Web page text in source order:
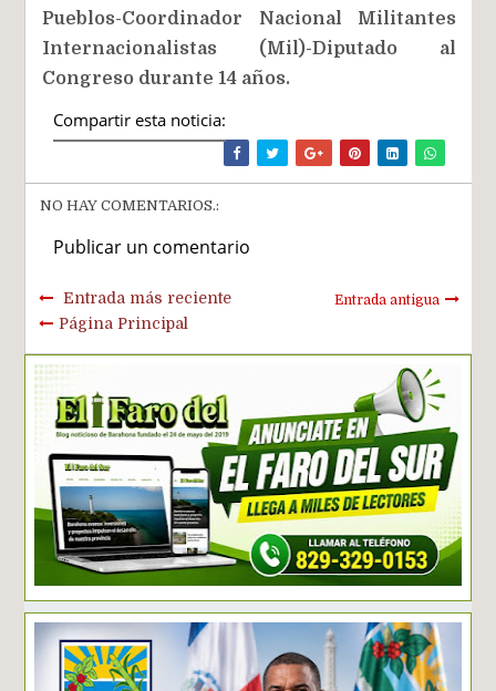
Pueblos-Coordinador Nacional Militantes
Internacionalistas (Mil)-Diputado al
Congreso durante 14 años.
Compartir esta noticia:
NO HAY COMENTARIOS.:
Publicar un comentario
Entrada más reciente Entrada antigua
Página Principal